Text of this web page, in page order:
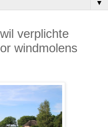
▼
verplichte
windmolens